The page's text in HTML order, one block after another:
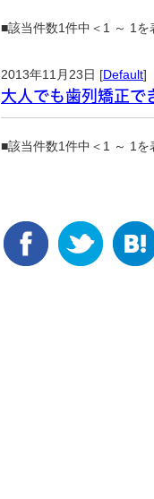
■該当件数1件中＜1 ～ 1を
2013年11月23日 [Default]
大人でも歯列矯正で
■該当件数1件中＜1 ～ 1を